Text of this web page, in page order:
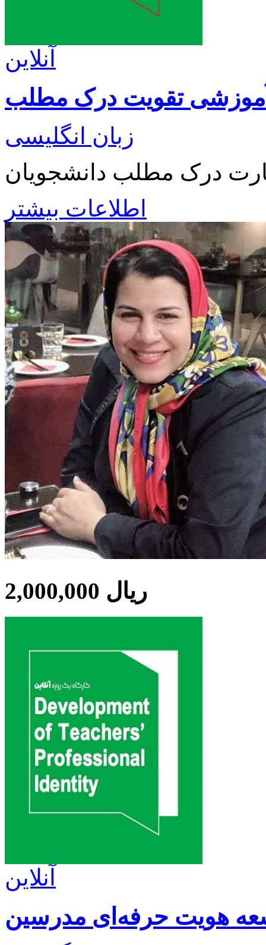
آنلاین
آموزشی تقویت درک مطلب
زبان انگلیسی
درک مطلب دانشجویان
اطلاعات بیشتر
2,000,000 ریال
آنلاین
هویت حرفه‌ای مدرسین